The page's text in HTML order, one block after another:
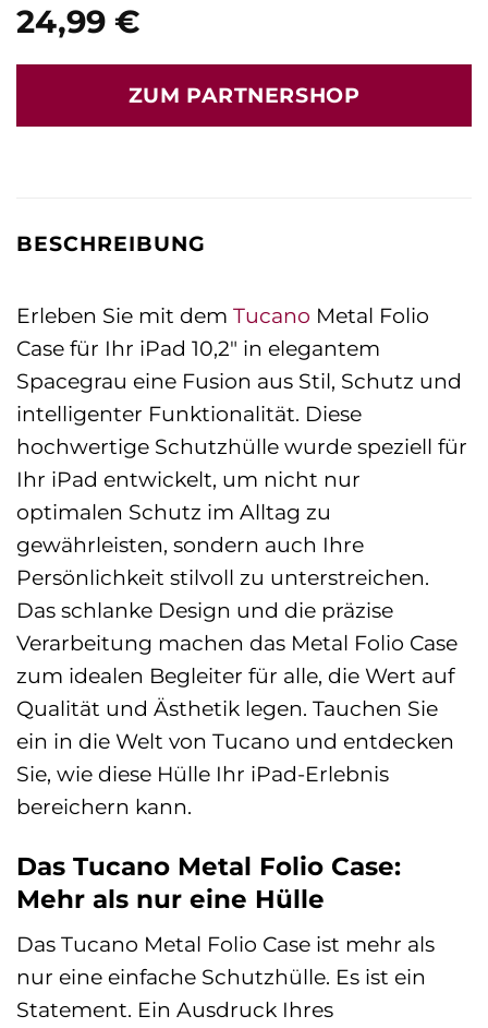
24,99 €
ZUM PARTNERSHOP
BESCHREIBUNG
Erleben Sie mit dem Tucano Metal Folio
Case für Ihr iPad 10,2″ in elegantem
Spacegrau eine Fusion aus Stil, Schutz und
intelligenter Funktionalität. Diese
hochwertige Schutzhülle wurde speziell für
Ihr iPad entwickelt, um nicht nur
optimalen Schutz im Alltag zu
gewährleisten, sondern auch Ihre
Persönlichkeit stilvoll zu unterstreichen.
Das schlanke Design und die präzise
Verarbeitung machen das Metal Folio Case
zum idealen Begleiter für alle, die Wert auf
Qualität und Ästhetik legen. Tauchen Sie
ein in die Welt von Tucano und entdecken
Sie, wie diese Hülle Ihr iPad-Erlebnis
bereichern kann.
Das Tucano Metal Folio Case:
Mehr als nur eine Hülle
Das Tucano Metal Folio Case ist mehr als
nur eine einfache Schutzhülle. Es ist ein
Statement. Ein Ausdruck Ihres